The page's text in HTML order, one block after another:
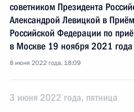
советником Президента
Александрой Левицкой в
Российской Федерации по
в Москве 19 ноября 2021 года
8 июня 2022 года, 18:09
3 июня 2022 года, пятница